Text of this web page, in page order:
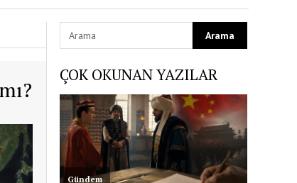
ÇOK OKUNAN YAZILAR